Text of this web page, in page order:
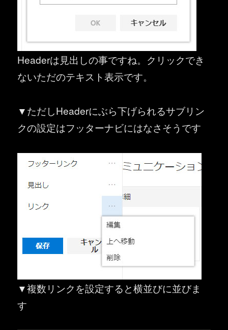
Headerは見出しの事ですね。クリックでき
ないただのテキスト表示です。
▼ただしHeaderにぶら下げられるサブリン
クの設定はフッターナビにはなさそうです
▼複数リンクを設定すると横並びに並びま
す